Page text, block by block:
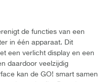
de functies van een
in één apparaat. Dit
een verlicht display en een
daardoor veelzijdig
kan de GO! smart samen